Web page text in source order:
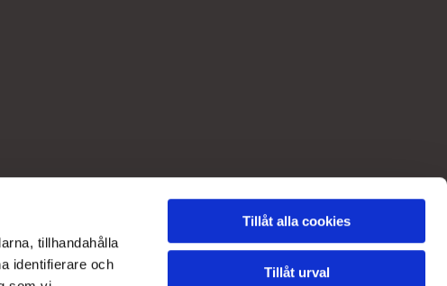
tillhandahålla
identifierare och
Tillåt alla cookies
Tillåt urval